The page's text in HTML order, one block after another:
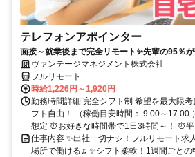
テレフォンアポインター
面接～就業後まで完全リモート✨先輩の95％
ヴァンテージマネジメント株式会社
フルリモート
時給1,226円～1,920円
勤務時間詳細 完全シフト制 希望を最大限
フト自由！ （稼働目安時間： 9:00～17:00
想定 ⏰お好きな時間帯で1日3時間～！ ⏰平
仕事内容 ✨出社一切ナシ！フルリモート求
場所で働ける♫ ✨シフト柔軟！1週間ごとの